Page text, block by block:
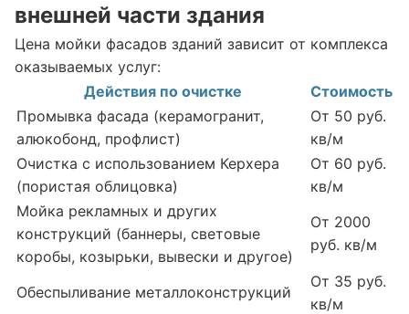
внешней части здания
Цена мойки фасадов зданий зависит от комплекса
оказываемых услуг:
Действия по очистке
Стоимость
Промывка фасада (керамогранит,
алюкобонд, профлист)
От 50 руб.
кв/м
Очистка с использованием Керхера
(пористая облицовка)
От 60 руб.
кв/м
Мойка рекламных и других
конструкций (баннеры, световые
коробы, козырьки, вывески и другое)
От 2000
руб. кв/м
Обеспыливание металлоконструкций
От 35 руб.
кв/м